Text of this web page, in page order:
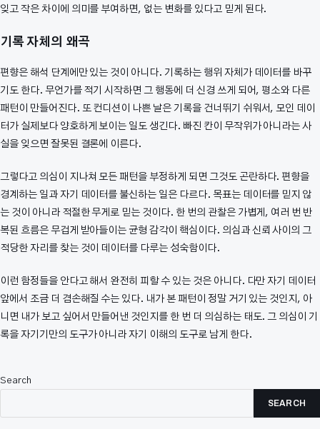
잊고 작은 차이에 의미를 부여하면, 없는 변화를 있다고 믿게 된다.
기록 자체의 왜곡
편향은 해석 단계에만 있는 것이 아니다. 기록하는 행위 자체가 데이터를 바꾸
기도 한다. 무언가를 적기 시작하면 그 행동에 더 신경 쓰게 되어, 평소와 다른
패턴이 만들어진다. 또 컨디션이 나쁜 날은 기록을 건너뛰기 쉬워서, 모인 데이
터가 실제보다 양호하게 보이는 일도 생긴다. 빠진 칸이 무작위가 아니라는 사
실을 잊으면 잘못된 결론에 이른다.
그렇다고 의심이 지나쳐 모든 패턴을 부정하게 되면 그것도 곤란하다. 편향을
경계하는 일과 자기 데이터를 불신하는 일은 다르다. 목표는 데이터를 믿지 않
는 것이 아니라 적절한 무게로 믿는 것이다. 한 번의 관찰은 가볍게, 여러 번 반
복된 흐름은 무겁게 받아들이는 균형 감각이 핵심이다. 의심과 신뢰 사이의 그
적당한 자리를 찾는 것이 데이터를 다루는 성숙함이다.
이런 함정들을 안다고 해서 완전히 피할 수 있는 것은 아니다. 다만 자기 데이터
앞에서 조금 더 겸손해질 수는 있다. 내가 본 패턴이 정말 거기 있는 것인지, 아
니면 내가 보고 싶어서 만들어낸 것인지를 한 번 더 의심하는 태도. 그 의심이 기
록을 자기기만의 도구가 아니라 자기 이해의 도구로 남게 한다.
Search
SEARCH